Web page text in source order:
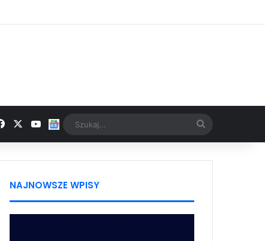
FacebookYouTubeGoogle News
NAJNOWSZE WPISY